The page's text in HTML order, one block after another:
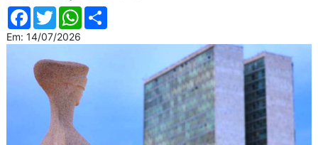
Facebook
TwitterWhatsAppCompartilhar
Em: 14/07/2026